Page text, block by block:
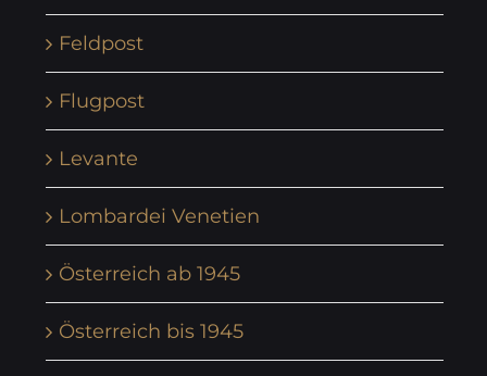
Feldpost
Flugpost
Levante
Lombardei Venetien
Österreich ab 1945
Österreich bis 1945